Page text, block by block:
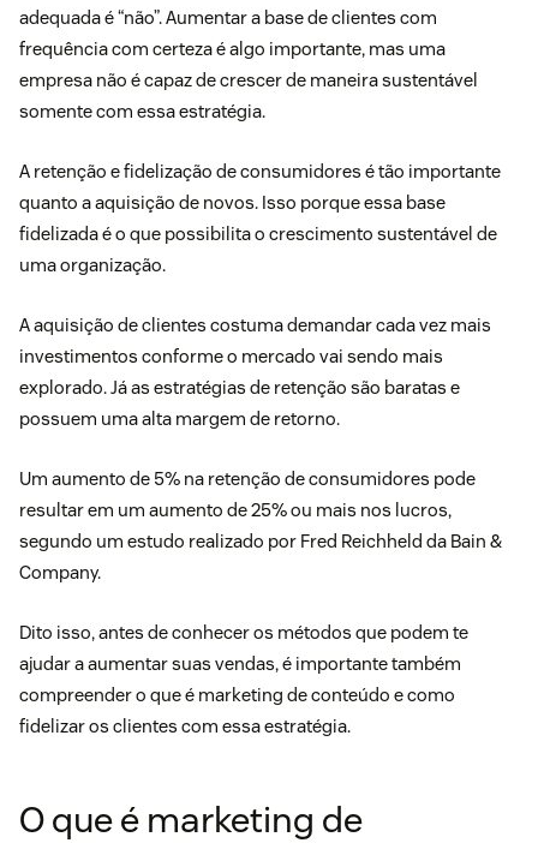
adequada é “não”. Aumentar a base de clientes com
frequência com certeza é algo importante, mas uma
empresa não é capaz de crescer de maneira sustentável
somente com essa estratégia.
A retenção e fidelização de consumidores é tão importante
quanto a aquisição de novos. Isso porque essa base
fidelizada é o que possibilita o crescimento sustentável de
uma organização.
A aquisição de clientes costuma demandar cada vez mais
investimentos conforme o mercado vai sendo mais
explorado. Já as estratégias de retenção são baratas e
possuem uma alta margem de retorno.
Um aumento de 5% na retenção de consumidores pode
resultar em um aumento de 25% ou mais nos lucros,
segundo um estudo realizado por Fred Reichheld da Bain &
Company.
Dito isso, antes de conhecer os métodos que podem te
ajudar a aumentar suas vendas, é importante também
compreender o que é marketing de conteúdo e como
fidelizar os clientes com essa estratégia.
O que é marketing de